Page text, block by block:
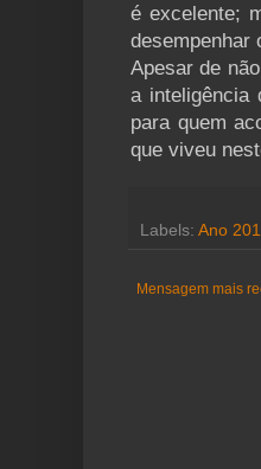
é excelente;
desempenhar
Apesar de
a inteligência
para quem
que viveu
Labels: Ano
Mensagem mais